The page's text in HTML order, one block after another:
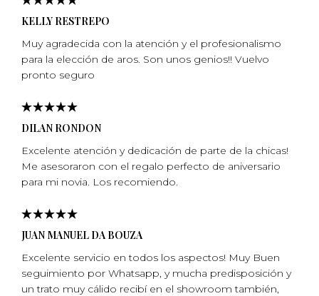
KELLY RESTREPO
Muy agradecida con la atención y el profesionalismo
para la elección de aros. Son unos genios!! Vuelvo
pronto seguro
DILAN RONDON
Excelente atención y dedicación de parte de la chicas!
Me asesoraron con el regalo perfecto de aniversario
para mi­ novia. Los recomiendo.
JUAN MANUEL DA BOUZA
Excelente servicio en todos los aspectos! Muy Buen
seguimiento por Whatsapp, y mucha predisposición y
un trato muy cálido recibí en el showroom también,